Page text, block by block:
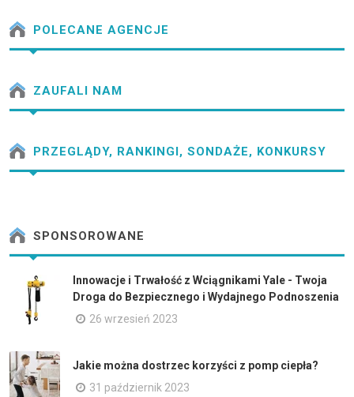
POLECANE AGENCJE
ZAUFALI NAM
PRZEGLĄDY, RANKINGI, SONDAŻE, KONKURSY
SPONSOROWANE
Innowacje i Trwałość z Wciągnikami Yale - Twoja
Droga do Bezpiecznego i Wydajnego Podnoszenia
26 wrzesień 2023
Jakie można dostrzec korzyści z pomp ciepła?
31 październik 2023